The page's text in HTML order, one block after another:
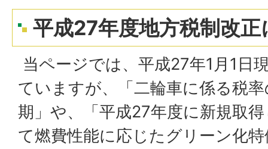
平成27年度地方税制改
当ページでは、平成27年1月1日
ていますが、「二輪車に係る税
期」や、「平成27年度に新規取
て燃費性能に応じたグリーン化